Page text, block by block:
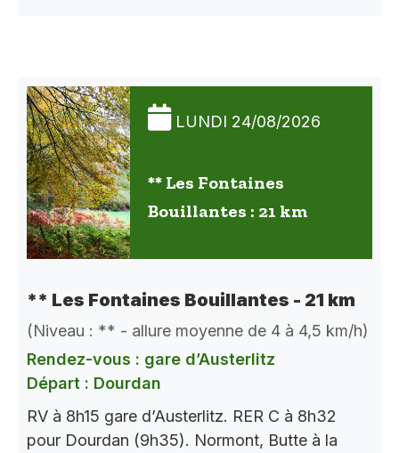
LUNDI 24/08/2026
** Les Fontaines
Bouillantes : 21 km
** Les Fontaines Bouillantes - 21 km
(Niveau : ** - allure moyenne de 4 à 4,5 km/h)
Rendez-vous : gare d’Austerlitz
Départ : Dourdan
RV à 8h15 gare d’Austerlitz. RER C à 8h32
pour Dourdan (9h35). Normont, Butte à la